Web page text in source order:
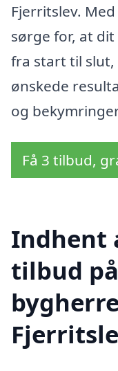
Fjerritslev.
sørge for, at
fra start til
ønskede
og
Få 3 tilbud,
Indhent
tilbud på